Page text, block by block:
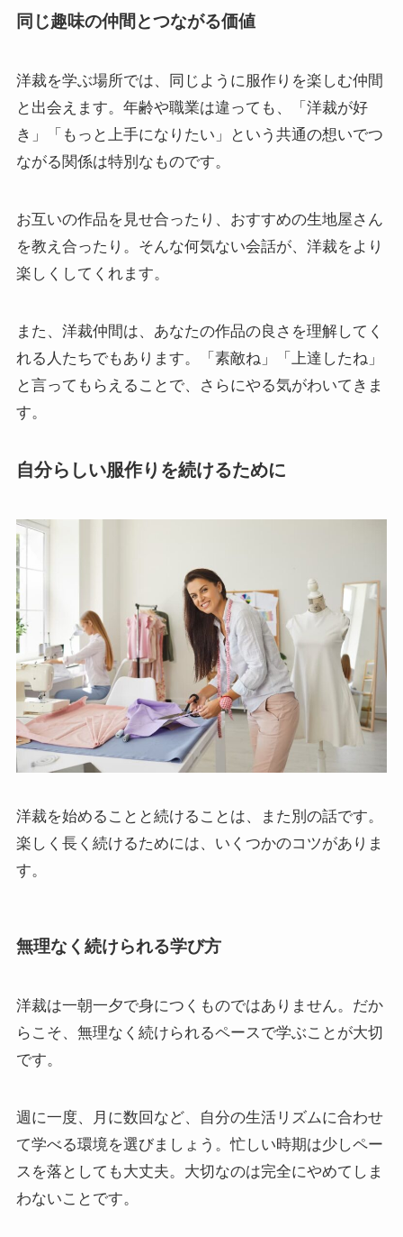
同じ趣味の仲間とつながる価値
洋裁を学ぶ場所では、同じように服作りを楽しむ仲間
と出会えます。年齢や職業は違っても、「洋裁が好
き」「もっと上手になりたい」という共通の想いでつ
ながる関係は特別なものです。
お互いの作品を見せ合ったり、おすすめの生地屋さん
を教え合ったり。そんな何気ない会話が、洋裁をより
楽しくしてくれます。
また、洋裁仲間は、あなたの作品の良さを理解してく
れる人たちでもあります。「素敵ね」「上達したね」
と言ってもらえることで、さらにやる気がわいてきま
す。
自分らしい服作りを続けるために
洋裁を始めることと続けることは、また別の話です。
楽しく長く続けるためには、いくつかのコツがありま
す。
無理なく続けられる学び方
洋裁は一朝一夕で身につくものではありません。だか
らこそ、無理なく続けられるペースで学ぶことが大切
です。
週に一度、月に数回など、自分の生活リズムに合わせ
て学べる環境を選びましょう。忙しい時期は少しペー
スを落としても大丈夫。大切なのは完全にやめてしま
わないことです。